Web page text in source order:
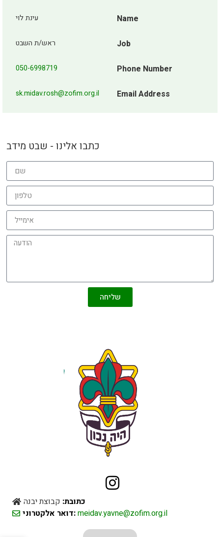
כתובת: קבוצת יבנה
דואר אלקטרוני:meidav.yavne@zofim.org.il
Name עינת לוי
Job ראש/ת השבט
Phone Number
050-6998719
Email Address
sk.midav.rosh@zofim.org.il
כתבו אלינו - שבט מידב
שליחה